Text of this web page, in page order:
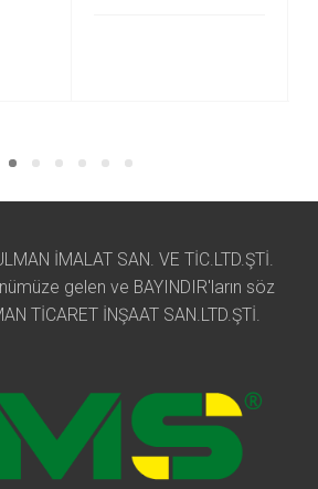
İMALAT SAN. VE TİC.LTD.ŞTİ.
gelen ve BAYINDIR'ların söz
TİCARET İNŞAAT SAN.LTD.ŞTİ.